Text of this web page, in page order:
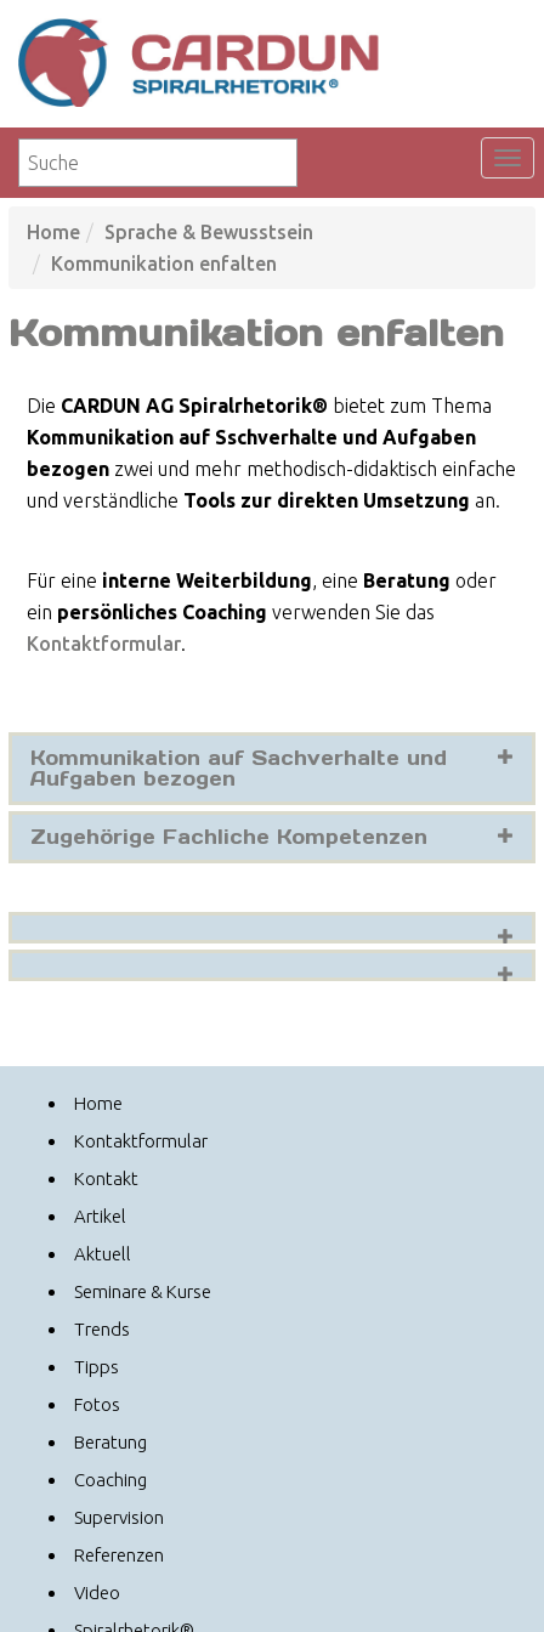
Home
Sprache & Bewusstsein
Kommunikation enfalten
Kommunikation enfalten
Die CARDUN AG Spiralrhetorik® bietet zum Thema
Kommunikation auf Sschverhalte und Aufgaben
bezogen zwei und mehr methodisch-didaktisch einfache
und verständliche Tools zur direkten Umsetzung an.
Für eine interne Weiterbildung, eine Beratung oder
ein persönliches Coaching verwenden Sie das
Kontaktformular.
Kommunikation auf Sachverhalte und
Aufgaben bezogen
Zugehörige Fachliche Kompetenzen
Home
Kontaktformular
Kontakt
Artikel
Aktuell
Seminare & Kurse
Trends
Tipps
Fotos
Beratung
Coaching
Supervision
Referenzen
Video